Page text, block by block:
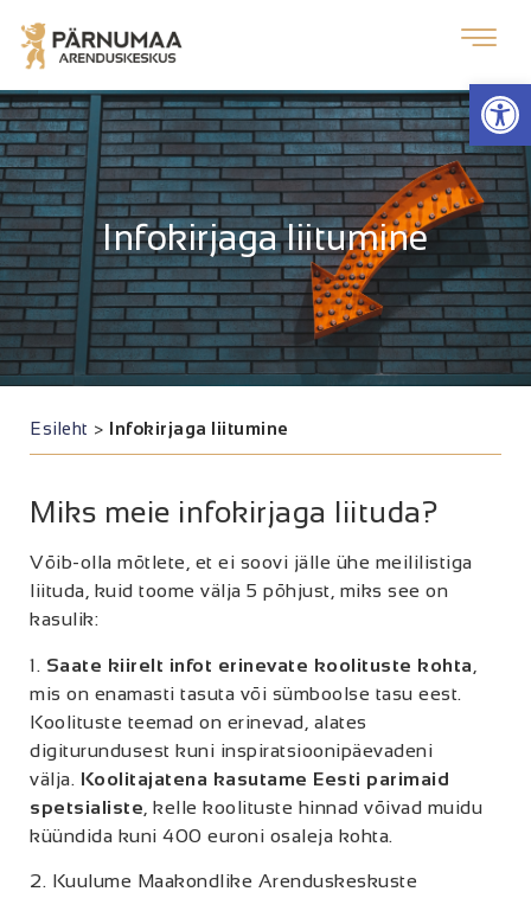
Infokirjaga liitumine
Esileht > Infokirjaga liitumine
Miks meie infokirjaga liituda?
Võib-olla mõtlete, et ei soovi jälle ühe meililistiga
liituda, kuid toome välja 5 põhjust, miks see on
kasulik:
1. Saate kiirelt infot erinevate koolituste kohta
mis on enamasti tasuta või sümboolse tasu eest.
Koolituste teemad on erinevad, alates
digiturundusest kuni inspiratsioonipäevadeni
välja. Koolitajatena kasutame Eesti parimaid
spetsialiste , kelle koolituste hinnad võivad muidu
küündida kuni 400 euroni osaleja kohta.
2. Kuulume Maakondlike Arenduskeskuste